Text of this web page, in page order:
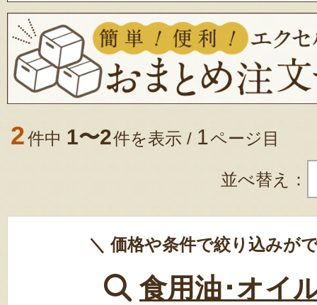
2件中 1〜2件を表示 / 1ページ目
並べ替え：
＼ 価格や条件で絞り込みが
食用油･オイ